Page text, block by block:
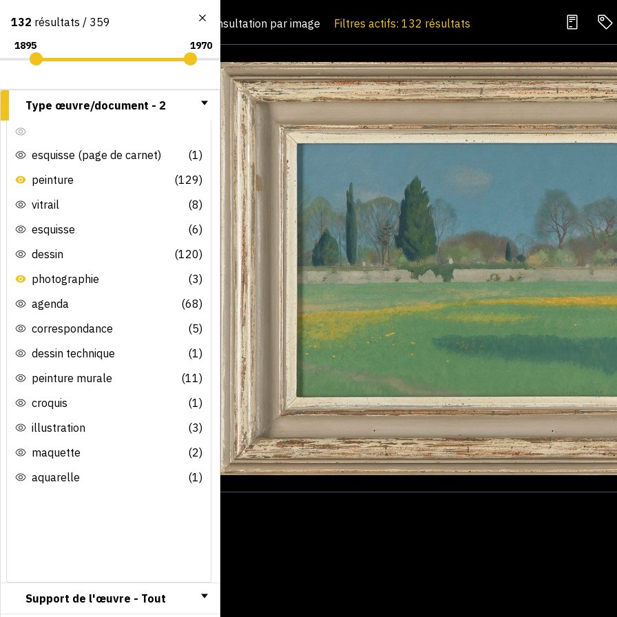
Consultation par image Filtres actifs: 132 résultats
132 résultats / 359
Type œuvre/document - 2
esquisse (page de carnet)
(1)
peinture
(129)
vitrail
(8)
esquisse
(6)
dessin
(120)
photographie
(3)
agenda
(68)
correspondance
(5)
dessin technique
(1)
peinture murale
(11)
croquis
(1)
illustration
(3)
maquette
(2)
aquarelle
(1)
Support de l'œuvre - Tout